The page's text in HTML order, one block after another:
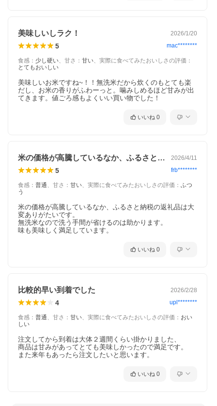
美味しいしラク！ 2026/1/20
5 mac********
食感 ： 少し硬い、 甘さ ： 甘い、 実際に食べてみたおいしさの評価 ：
とてもおいしい
美味しいお米ですね~！！無洗米だから炊くのもとても楽
だし、お米の香りがふわーっと。噛みしめるほど甘みが出
てきます。値ごろ感もよくいい買い物でした！
いいね 0
米の価格が高騰しているなか、ふるさと納… 2026/4/11
5 frb********
食感 ： 普通、 甘さ ： 甘い、 実際に食べてみたおいしさの評価 ： ふつ
う
米の価格が高騰しているなか、ふるさと納税の返礼品は大
変ありがたいです。
無洗米なので洗う手間が省けるのは助かります。
味も美味しく満足しています。
いいね 0
比較的早い到着でした 2026/2/28
4 upl********
食感 ： 普通、 甘さ ： 甘い、 実際に食べてみたおいしさの評価 ： おい
しい
注文してから到着は大体２週間くらい掛かりました、
商品は甘みがあってとても美味しかったので満足です。
また来年もあったら注文したいと思います。
いいね 0